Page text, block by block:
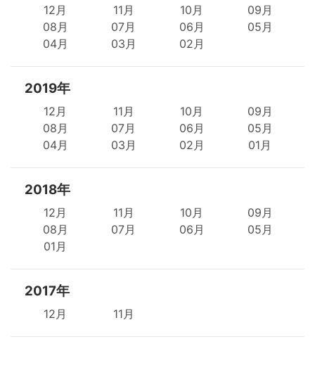
12月 11月 10月
09月
08月
07月 06月
05月
04月
03月 02月
2019年
12月 11月 10月
09月
08月
07月 06月
05月
04月
03月 02月 01月
2018年
12月 11月 10月
09月
08月
07月 06月
05月
01月
2017年
12月 11月